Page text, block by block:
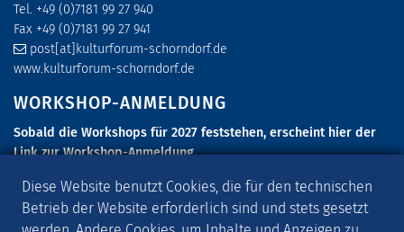
Tel. +49 (0)7181 99 27 940
Fax +49 (0)7181 99 27 941
post[at]kulturforum-schorndorf.de
www.kulturforum-schorndorf.de
WORKSHOP-ANMELDUNG
Sobald die Workshops für 2027 feststehen, erscheint hier der
Link zur Workshop-Anmeldung.
SCHORNDORFER GITARRENTAGE 2027
Die Schorndorfer Gitarrentage 2027 finden vom 6. Mai - 9. Mai
Diese Website benutzt Cookies, die für den technischen
Betrieb der Website erforderlich sind und stets gesetzt